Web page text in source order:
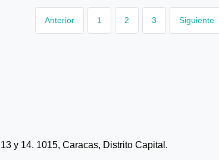
Anterior 1 2 3 Siguiente
y 14. 1015, Caracas, Distrito Capital.